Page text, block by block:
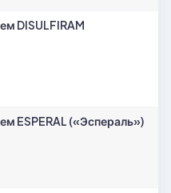
DISULFIRAM
ESPERAL («Эспераль»)